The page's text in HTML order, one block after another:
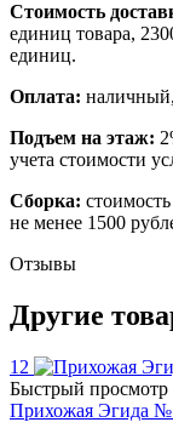
Стоимость
единиц товара,
единиц.
Оплата:
Подъем на этаж:
учета стоимости
Сборка:
не менее 1500
Отзывы
Другие
12
Быстрый просмотр
Прихожая Эгида